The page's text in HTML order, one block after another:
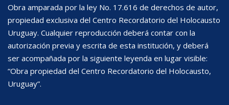
Obra amparada por la ley No. 17.616 de derechos de autor,
propiedad exclusiva del Centro Recordatorio del Holocausto
Uruguay. Cualquier reproducción deberá contar con la
autorización previa y escrita de esta institución, y deberá
ser acompañada por la siguiente leyenda en lugar visible:
“Obra propiedad del Centro Recordatorio del Holocausto,
Uruguay”.